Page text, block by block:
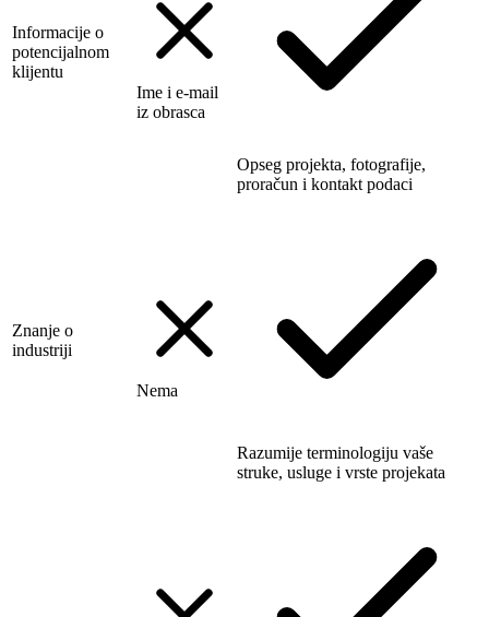
Informacije o
potencijalnom
klijentu
Ime i e-mail
iz obrasca
Opseg projekta, fotografije,
proračun i kontakt podaci
Znanje o
industriji
Nema
Razumije terminologiju vaše
struke, usluge i vrste projekata